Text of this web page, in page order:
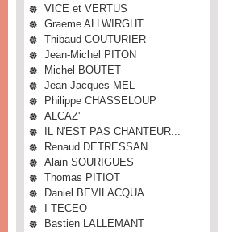
VICE et VERTUS
Graeme ALLWIRGHT
Thibaud COUTURIER
Jean-Michel PITON
Michel BOUTET
Jean-Jacques MEL
Philippe CHASSELOUP
ALCAZ'
IL N'EST PAS CHANTEUR...
Renaud DETRESSAN
Alain SOURIGUES
Thomas PITIOT
Daniel BEVILACQUA
I TECEO
Bastien LALLEMANT